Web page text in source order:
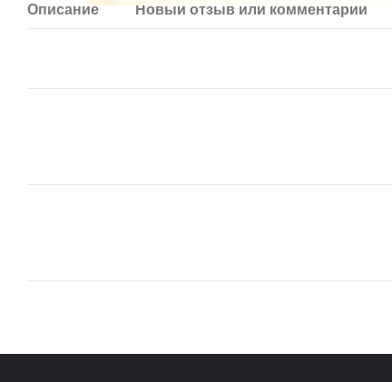
Описание Новый отзыв или комментарий